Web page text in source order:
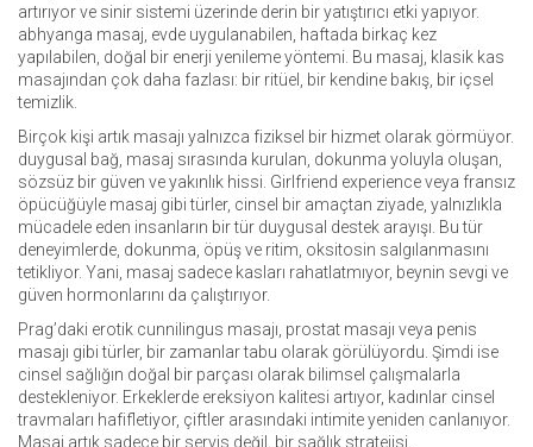
artırıyor ve sinir sistemi üzerinde derin bir yatıştırıcı etki yapıyor.
abhyanga masaj evde uygulanabilen, haftada birkaç kez
yapılabilen, doğal bir enerji yenileme yöntemi Bu masaj, klasik kas
masajından çok daha fazlası: bir ritüel, bir kendine bakış, bir içsel
temizlik.
Birçok kişi artık masajı yalnızca fiziksel bir hizmet olarak görmüyor.
duygusal bağ masaj sırasında kurulan, dokunma yoluyla oluşan,
sözsüz bir güven ve yakınlık hissi Girlfriend experience veya fransız
öpücüğüyle masaj gibi türler, cinsel bir amaçtan ziyade, yalnızlıkla
mücadele eden insanların bir tür duygusal destek arayışı. Bu tür
deneyimlerde, dokunma, öpüş ve ritim, oksitosin salgılanmasını
tetikliyor. Yani, masaj sadece kasları rahatlatmıyor, beynin sevgi ve
güven hormonlarını da çalıştırıyor.
Prag’daki erotik cunnilingus masajı, prostat masajı veya penis
masajı gibi türler, bir zamanlar tabu olarak görülüyordu. Şimdi ise
cinsel sağlığın doğal bir parçası olarak bilimsel çalışmalarla
destekleniyor. Erkeklerde ereksiyon kalitesi artıyor, kadınlar cinsel
travmaları hafifletiyor, çiftler arasındaki intimite yeniden canlanıyor.
Masaj artık sadece bir servis değil, bir sağlık stratejisi.